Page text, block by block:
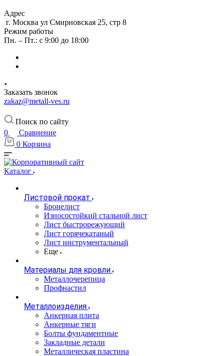
Адрес
г. Москва ул Смирновская 25, стр 8
Режим работы
Пн. – Пт.: с 9:00 до 18:00
Заказать звонок
zakaz@metall-ves.ru
Поиск по сайту
0
Сравнение
0 Корзина
Каталог
Листовой прокат
Бронелист
Износостойкий стальной лист
Лист быстрорежующий
Лист горячекатаный
Лист инструментальный
Еще
Материалы для кровли
Металлочерепица
Профнастил
Металлоизделия
Анкерная плита
Анкерные тяги
Болты фундаментные
Закладные детали
Металлическая пластина